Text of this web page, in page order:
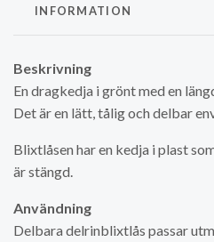
INFORMATION
Beskrivning
En dragkedja i grönt med en
Det är en lätt, tålig och delbar
Blixtlåsen har en kedja i plast
är stängd.
Användning
Delbara delrinblixtlås passar